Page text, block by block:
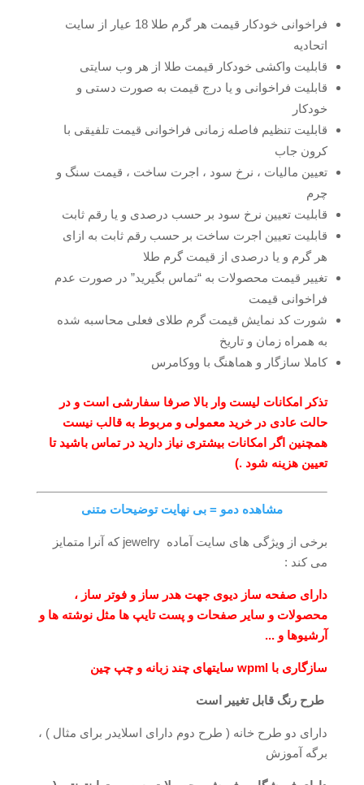
فراخوانی خودکار قیمت هر گرم طلا 18 عیار از سایت
اتحادیه
قابلیت واکشی خودکار قیمت طلا از هر وب سایتی
قابلیت فراخوانی و یا درج قیمت به صورت دستی و
خودکار
قابلیت تنظیم فاصله زمانی فراخوانی قیمت تلفیقی با
کرون جاب
تعیین مالیات ، نرخ سود ، اجرت ساخت ، قیمت سنگ و
چرم
قابلیت تعیین نرخ سود بر حسب درصدی و یا رقم ثابت
قابلیت تعیین اجرت ساخت بر حسب رقم ثابت به ازای
هر گرم و یا درصدی از قیمت گرم طلا
تغییر قیمت محصولات به “تماس بگیرید” در صورت عدم
فراخوانی قیمت
شورت کد نمایش قیمت گرم طلای فعلی محاسبه شده
به همراه زمان و تاریخ
کاملا سازگار و هماهنگ با ووکامرس
تذکر امکانات لیست وار بالا صرفا سفارشی است و در
حالت عادی در خرید معمولی و مربوط به قالب نیست
همچنین اگر امکانات بیشتری نیاز دارید در تماس باشید تا
تعیین هزینه شود .)
مشاهده دمو = بی نهایت توضیحات متنی
برخی از ویژگی های سایت آماده jewelry که آنرا متمایز
می کند :
دارای صفحه ساز دیوی جهت هدر ساز و فوتر ساز ،
محصولات و سایر صفحات و پست تایپ ها مثل نوشته ها و
آرشیوها و ...
سازگاری با wpml سایتهای چند زبانه و چپ چین
طرح رنگ قابل تغییر است
دارای دو طرح خانه ( طرح دوم دارای اسلایدر برای مثال ) ،
برگه آموزش